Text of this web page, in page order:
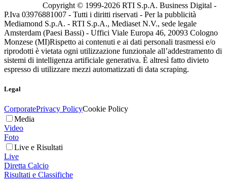
Copyright © 1999-2026 RTI S.p.A. Business Digital -
P.Iva 03976881007 - Tutti i diritti riservati - Per la pubblicità
Mediamond S.p.A. - RTI S.p.A., Mediaset N.V., sede legale
Amsterdam (Paesi Bassi) - Uffici Viale Europa 46, 20093 Cologno
Monzese (MI)Rispetto ai contenuti e ai dati personali trasmessi e/o
riprodotti è vietata ogni utilizzazione funzionale all’addestramento di
sistemi di intelligenza artificiale generativa. È altresì fatto divieto
espresso di utilizzare mezzi automatizzati di data scraping.
Legal
CorporatePrivacy PolicyCookie Policy
Media
Video
Foto
Live e Risultati
Live
Diretta Calcio
Risultati e Classifiche